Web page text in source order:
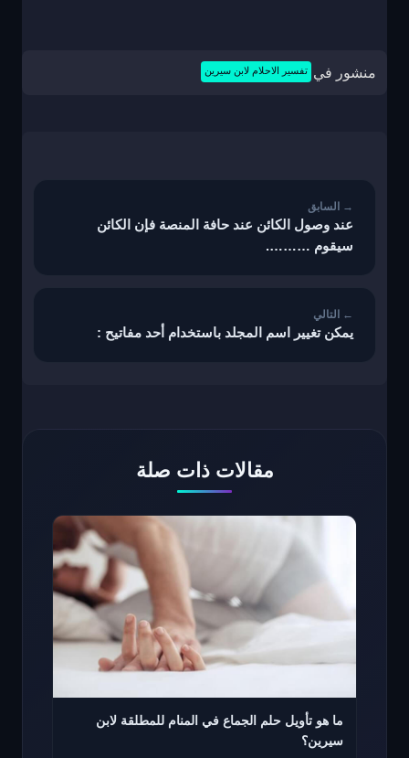
منشور في تفسير الاحلام لابن سيرين
عند وصول الكائن عند حافة المنصة فإن الكائن
سيقوم ……….
يمكن تغيير اسم المجلد باستخدام أحد مفاتيح :
مقالات ذات صلة
ما هو تأويل حلم الجماع في المنام للمطلقة لابن
سيرين؟